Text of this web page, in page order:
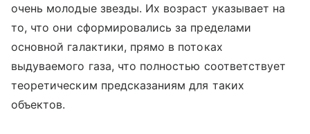
очень молодые звезды. Их возраст указывает на
то, что они сформировались за пределами
основной галактики, прямо в потоках
выдуваемого газа, что полностью соответствует
теоретическим предсказаниям для таких
объектов.